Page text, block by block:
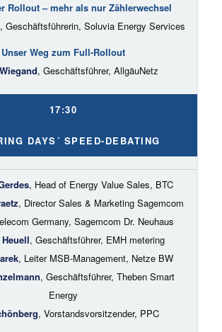
Rollout – mehr als nur Zählerwechsel
, Geschäftsführerin, Soluvia Energy Services
Unser Weg zum Full-Rollout
, Geschäftsführer, AllgäuNetz
17:30
DAYS´ SPEED-DEBATING
, Head of Energy Value Sales, BTC
, Director Sales & Marketing Sagemcom
Germany, Sagemcom Dr. Neuhaus
, Geschäftsführer, EMH metering
, Leiter MSB-Management, Netze BW
, Geschäftsführer, Theben Smart
Energy
, Vorstandsvorsitzender, PPC